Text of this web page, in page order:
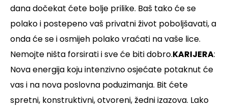
dana dočekat ćete bolje prilike. Baš tako će se
polako i postepeno vaš privatni život poboljšavati, a
onda će se i osmijeh polako vraćati na vaše lice.
Nemojte ništa forsirati i sve će biti dobro.KARIJERA:
Nova energija koju intenzivno osjećate potaknut će
vas i na nova poslovna poduzimanja. Bit ćete
spretni, konstruktivni, otvoreni, žedni izazova. Lako